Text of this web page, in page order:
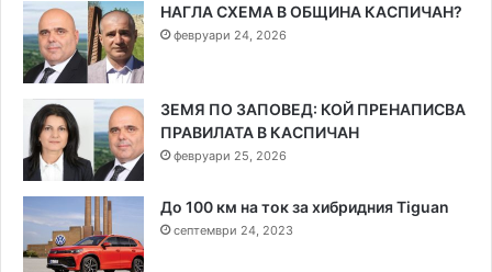
НАГЛА СХЕМА В ОБЩИНА КАСПИЧАН?
февруари 24, 2026
ЗЕМЯ ПО ЗАПОВЕД: КОЙ ПРЕНАПИСВА
ПРАВИЛАТА В КАСПИЧАН
февруари 25, 2026
До 100 км на ток за хибридния Tiguan
септември 24, 2023